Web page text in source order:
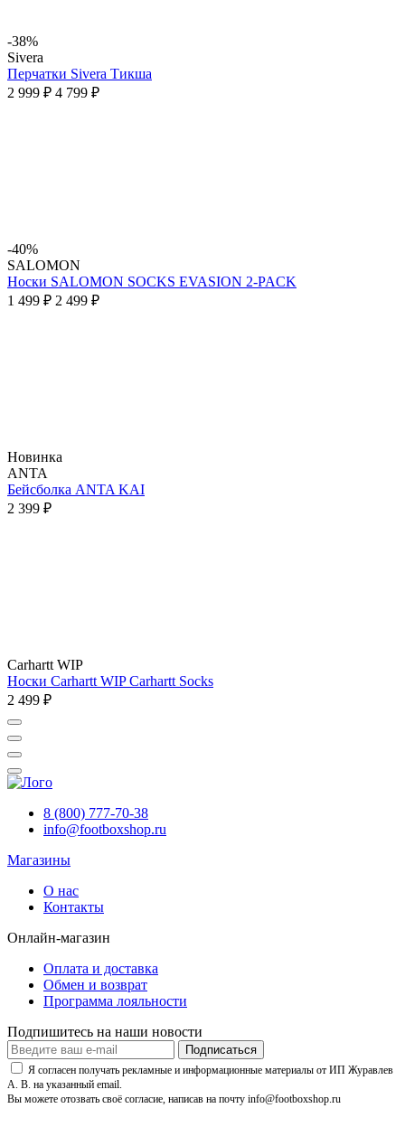
-38%
Sivera
Перчатки Sivera Тикша
2 999 ₽ 4 799 ₽
-40%
SALOMON
Носки SALOMON SOCKS EVASION 2-PACK
1 499 ₽ 2 499 ₽
Новинка
ANTA
Бейсболка ANTA KAI
2 399 ₽
Carhartt WIP
Носки Carhartt WIP Carhartt Socks
2 499 ₽
8 (800) 777-70-38
info@footboxshop.ru
Магазины
О нас
Контакты
Онлайн-магазин
Оплата и доставка
Обмен и возврат
Программа лояльности
Подпишитесь на наши новости
Подписаться
Я согласен получать рекламные и информационные материалы от ИП Журавлев
А. В. на указанный email.
Вы можете отозвать своё согласие, написав на почту info@footboxshop.ru